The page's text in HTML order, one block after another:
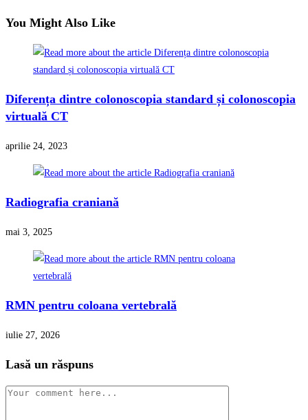
You Might Also Like
Diferența dintre colonoscopia standard și colonoscopia
virtuală CT
aprilie 24, 2023
Radiografia craniană
mai 3, 2025
RMN pentru coloana vertebrală
iulie 27, 2026
Lasă un răspuns
Comment